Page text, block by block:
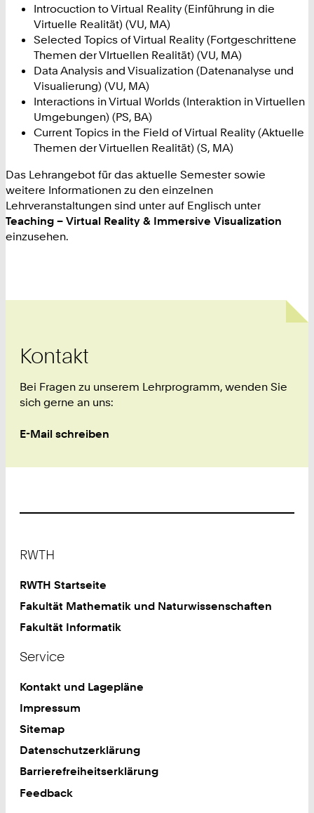
Introcuction to Virtual Reality (Einführung in die
Virtuelle Realität) (VU, MA)
Selected Topics of Virtual Reality (Fortgeschrittene
Themen der VIrtuellen Realität) (VU, MA)
Data Analysis and Visualization (Datenanalyse und
Visualierung) (VU, MA)
Interactions in Virtual Worlds (Interaktion in Virtuellen
Umgebungen) (PS, BA)
Current Topics in the Field of Virtual Reality (Aktuelle
Themen der Virtuellen Realität) (S, MA)
Das Lehrangebot für das aktuelle Semester sowie
weitere Informationen zu den einzelnen
Lehrveranstaltungen sind unter auf Englisch unter
Teaching – Virtual Reality & Immersive Visualization
einzusehen.
Kontakt
Bei Fragen zu unserem Lehrprogramm, wenden Sie
sich gerne an uns:
E-Mail schreiben
RWTH
RWTH Startseite
Fakultät Mathematik und Naturwissenschaften
Fakultät Informatik
Service
Kontakt und Lagepläne
Impressum
Sitemap
Datenschutzerklärung
Barrierefreiheitserklärung
Feedback